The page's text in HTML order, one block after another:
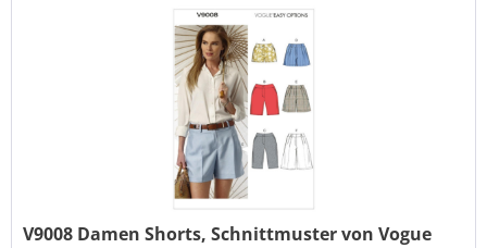
V9008 Damen Shorts, Schnittmuster von Vogue